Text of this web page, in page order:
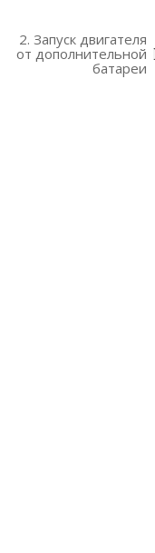
2. Запуск двигателя
от дополнительной
батареи